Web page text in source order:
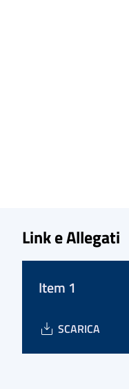
Link e Allegati
Item 1
SCARICA